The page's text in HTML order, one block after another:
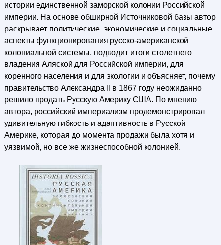
истории единственной заморской колонии Российской
империи. На основе обширной Источниковой базы автор
раскрывает политические, экономические и социальные
аспекты функционирования русско-американской
колониальной системы, подводит итоги столетнего
владения Аляской для Российской империи, для
коренного населения и для экологии и объясняет, почему
правительство Александра II в 1867 году неожиданно
решило продать Русскую Америку США. По мнению
автора, российский империализм продемонстрировал
удивительную гибкость и адаптивность в Русской
Америке, которая до момента продажи была хотя и
уязвимой, но все же жизнеспособной колонией.